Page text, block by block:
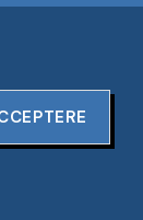
ALLE